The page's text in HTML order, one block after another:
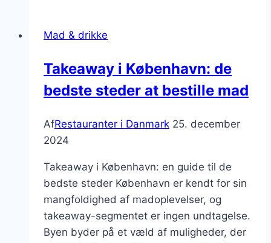
livsstil
Mad & drikke
Takeaway i København: de
bedste steder at bestille mad
AfRestauranter i Danmark 25. december
2024
Takeaway i København: en guide til de
bedste steder København er kendt for sin
mangfoldighed af madoplevelser, og
takeaway-segmentet er ingen undtagelse.
Byen byder på et væld af muligheder, der